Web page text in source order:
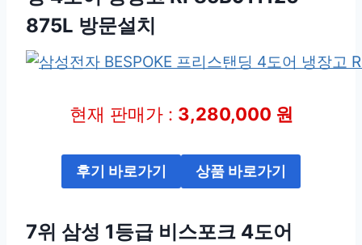
875L 방문설치
현재 판매가 : 3,280,000 원
후기 바로가기 상품 바로가기
7위 삼성 1등급 비스포크 4도어